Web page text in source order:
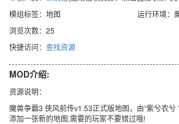
模组标签：地图
运行环境：
浏览次数：25
快捷访问： 查找资源
MOD介绍:
资源说明：
魔兽争霸3 侠风前传v1.53正式版地图，由“紫兮衣兮
添加一张新的地图,需要的玩家不要错过哦!